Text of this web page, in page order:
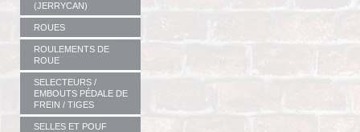
(JERRYCAN)
ROUES
ROULEMENTS DE
ROUE
SELECTEURS /
EMBOUTS PÉDALE DE
FREIN / TIGES
SELLES ET POUF